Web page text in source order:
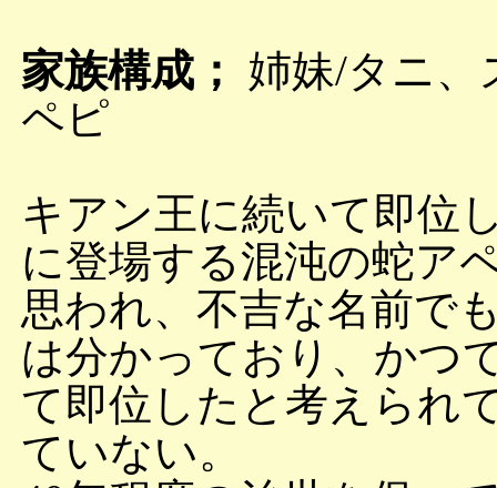
家族構成；
姉妹/タニ
ペピ
キアン王に続いて即位
に登場する混沌の蛇ア
思われ、不吉な名前で
は分かっており、かつ
て即位したと考えられ
ていない。